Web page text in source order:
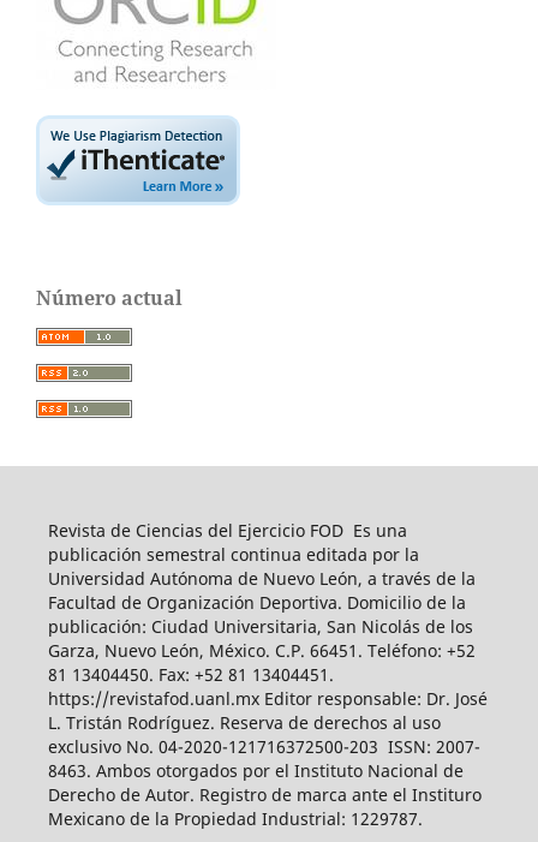
Número actual
Revista de Ciencias del Ejercicio FOD Es una
publicación semestral continua editada por la
Universidad Autónoma de Nuevo León, a través de la
Facultad de Organización Deportiva. Domicilio de la
publicación: Ciudad Universitaria, San Nicolás de los
Garza, Nuevo León, México. C.P. 66451. Teléfono: +52
81 13404450. Fax: +52 81 13404451.
https://revistafod.uanl.mx Editor responsable: Dr. José
L. Tristán Rodríguez. Reserva de derechos al uso
exclusivo No. 04-2020-121716372500-203 ISSN: 2007-
8463. Ambos otorgados por el Instituto Nacional de
Derecho de Autor. Registro de marca ante el Instituro
Mexicano de la Propiedad Industrial: 1229787.